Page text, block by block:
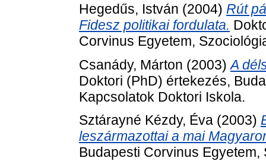
Hegedűs, István (2004) Rút
Fidesz politikai fordulata.
Corvinus Egyetem,
Csanády, Márton (2003)A
Doktori (PhD) értekezés,
Kapcsolatok Doktori Iskola.
Sztárayné Kézdy, Éva (2003)
leszármazottai a mai
Budapesti Corvinus